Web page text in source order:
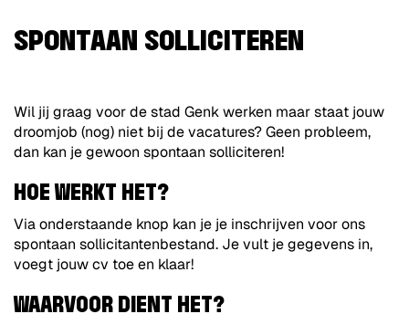
SPONTAAN SOLLICITEREN
Wil jij graag voor de stad Genk werken maar staat jouw
droomjob (nog) niet bij de vacatures? Geen probleem,
dan kan je gewoon spontaan solliciteren!
HOE WERKT HET?
Via onderstaande knop kan je je inschrijven voor ons
spontaan sollicitantenbestand. Je vult je gegevens in,
voegt jouw cv toe en klaar!
WAARVOOR DIENT HET?